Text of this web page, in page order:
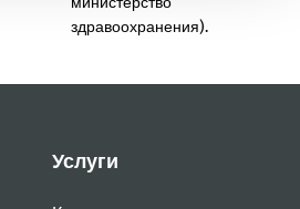
здравоохранения).
Услуги